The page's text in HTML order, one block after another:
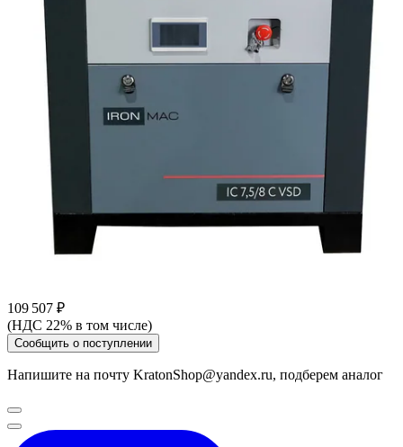
109 507 ₽
(НДС 22% в том числе)
Сообщить о поступлении
Напишите на почту KratonShop@yandex.ru, подберем аналог